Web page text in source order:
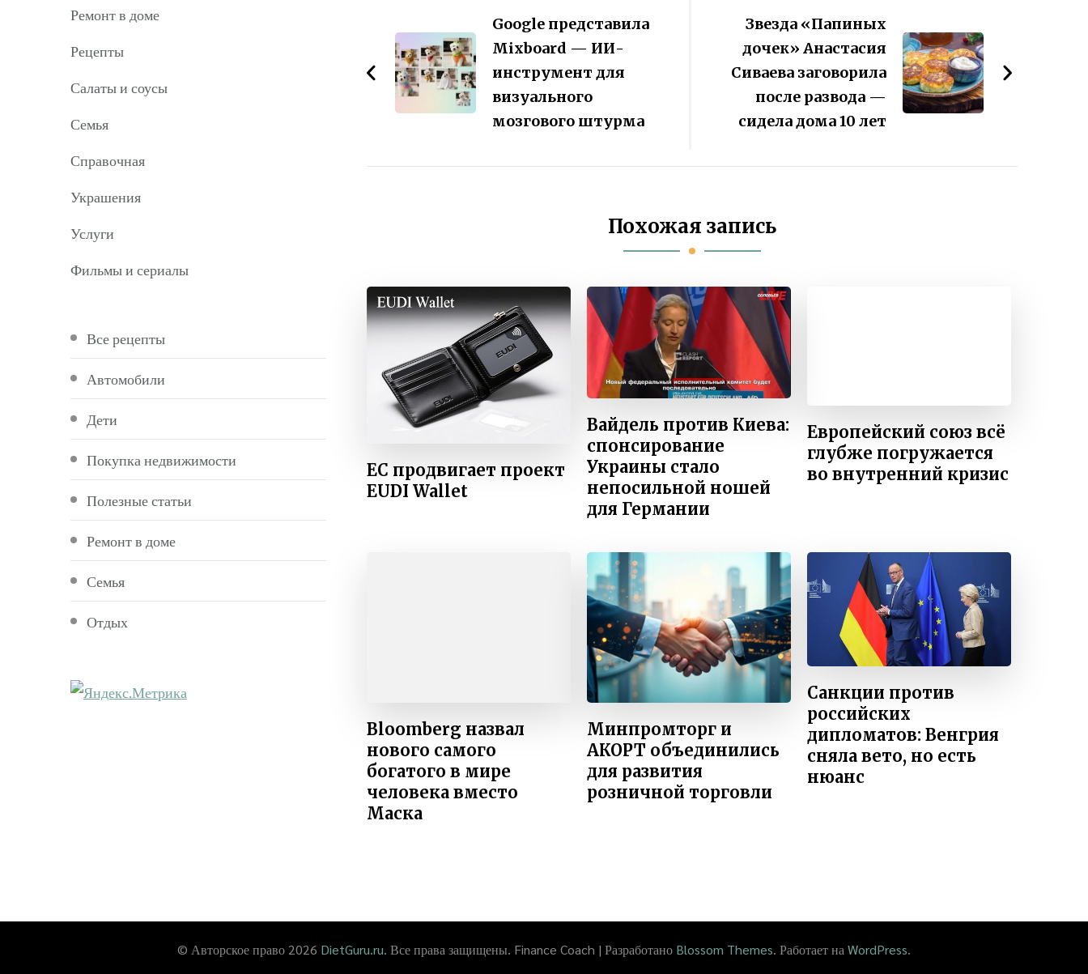
по
записям
Google представила
Mixboard — ИИ-
инструмент для
визуального
мозгового штурма
Звезда «Папиных
дочек» Анастасия
Сиваева заговорила
после развода —
сидела дома 10 лет
Похожая запись
ЕС продвигает проект
EUDI Wallet
Вайдель против Киева:
спонсирование
Украины стало
непосильной ношей
для Германии
Европейский союз всё
глубже погружается
во внутренний кризис
Bloomberg назвал
нового самого
богатого в мире
человека вместо
Маска
Минпромторг и
АКОРТ объединились
для развития
розничной торговли
Санкции против
российских
дипломатов: Венгрия
сняла вето, но есть
нюанс
Ремонт в доме
Рецепты
Салаты и соусы
Семья
Справочная
Украшения
Услуги
Фильмы и сериалы
Все рецепты
Автомобили
Дети
Покупка недвижимости
Полезные статьи
Ремонт в доме
Семья
Отдых
© Авторское право 2026 DietGuru.ru. Все права защищены. Finance Coach | Разработано Blossom Themes. Работает наWordPress.